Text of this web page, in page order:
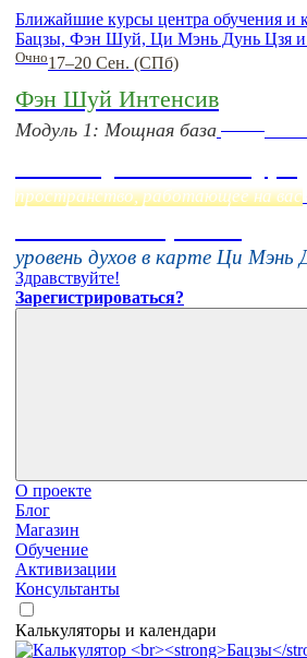
Ближайшие курсы центра обучения и
Бацзы, Фэн Шуй, Ци Мэнь Дунь Цзя и
Очно17–20 Сен. (СПб)
Фэн Шуй Интенсив
Модуль 1: Мощная база
пространство, работающее на вас
уровень духов в карте Ци Мэнь
Здравствуйте!
Зарегистрироваться?
О проекте
Блог
Магазин
Обучение
Активизации
Консультанты
Калькуляторы и календари